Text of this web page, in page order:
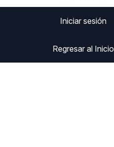
Iniciar sesión
Regresar al Inicio